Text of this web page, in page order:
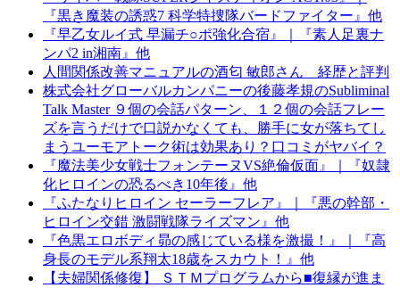
『黒き魔装の誘惑7 科学特捜隊バードファイター』他
『早乙女ルイ式 早漏チ○ポ強化合宿』｜『素人足裏ナ
ンパ2 in湘南』他
人間関係改善マニュアルの酒匂 敏郎さん 経歴と評判
株式会社グローバルカンパニーの後藤孝規のSubliminal
Talk Master ９個の会話パターン、１２個の会話フレー
ズを言うだけで口説かなくても、勝手に女が落ちてし
まうユーモアトーク術は効果あり？口コミがヤバイ？
『魔法美少女戦士フォンテーヌVS絶倫仮面』｜『奴隷
化ヒロインの恐るべき10年後』他
『ふたなりヒロイン セーラーフレア』｜『悪の幹部・
ヒロイン交錯 激闘戦隊ライズマン』他
『色黒エロボディ昴の感じている様を激撮！』｜『高
身長のモデル系翔太18歳をスカウト！』他
【夫婦関係修復】 ＳＴＭプログラムから■復縁が進ま